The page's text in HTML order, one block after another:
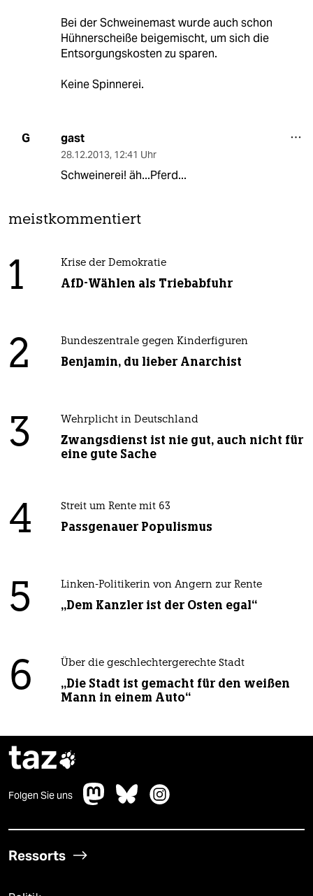
Bei der Schweinemast wurde auch schon
Hühnerscheiße beigemischt, um sich die
Entsorgungskosten zu sparen.
Keine Spinnerei.
G gast
28.12.2013, 12:41 Uhr
Schweinerei! äh...Pferd...
meistkommentiert
1 Krise der Demokratie
AfD-Wählen als Triebabfuhr
2 Bundeszentrale gegen Kinderfiguren
Benjamin, du lieber Anarchist
3 Wehrplicht in Deutschland
Zwangsdienst ist nie gut, auch nicht für
eine gute Sache
4 Streit um Rente mit 63
Passgenauer Populismus
5 Linken-Politikerin von Angern zur Rente
„Dem Kanzler ist der Osten egal“
6 Über die geschlechtergerechte Stadt
„Die Stadt ist gemacht für den weißen
Mann in einem Auto“
taz
Folgen Sie uns
Ressorts